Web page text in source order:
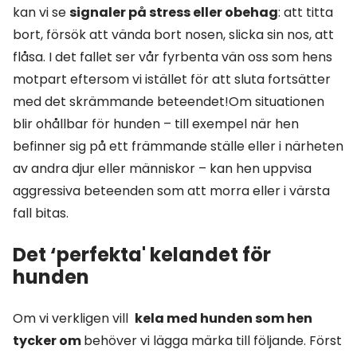
kan vi sesignaler på stress eller obehag: att titta
bort, försök att vända bort nosen, slicka sin nos, att
flåsa. I det fallet ser vår fyrbenta vän oss som hens
motpart eftersom vi istället för att sluta fortsätter
med det skrämmande beteendet!Om situationen
blir ohållbar för hunden – till exempel när hen
befinner sig på ett främmande ställe eller i närheten
av andra djur eller människor – kan hen uppvisa
aggressiva beteenden som att morra eller i värsta
fall bitas.
Det ‘perfekta' kelandet för
hunden
Om vi verkligen vill kela med hunden som hen
tycker ombehöver vi lägga märka till följande. Först